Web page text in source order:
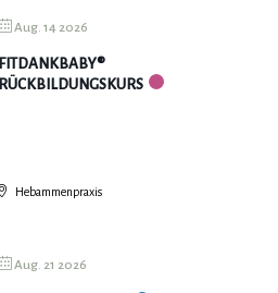
Aug. 14 2026
FITDANKBABY®
RÜCKBILDUNGSKURS
Hebammenpraxis
Aug. 21 2026